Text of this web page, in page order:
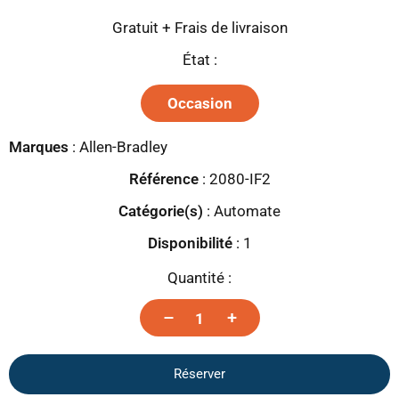
Gratuit + Frais de livraison
État :
Occasion
Marques : Allen-Bradley
Référence: 2080-IF2
Catégorie(s) : Automate
Disponibilité: 1
Quantité :
– +
Réserver